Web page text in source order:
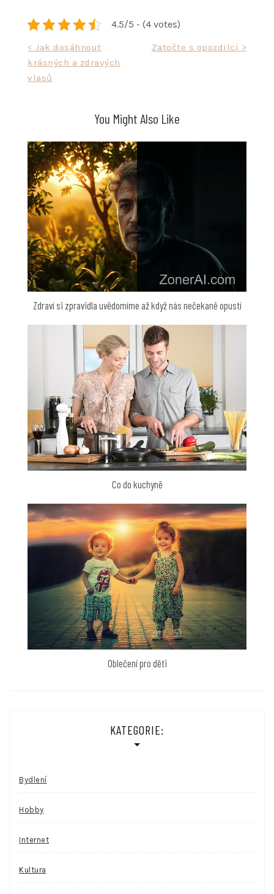
4.5/5 - (4 votes)
Navigace
příspěvek
< Jak dosáhnout
krásných a zdravých
vlasů
Zatočte s opozdilci >
You Might Also Like
Zdraví si zpravidla uvědomíme až když nás nečekaně opustí
Co do kuchyně
Oblečení pro děti
KATEGORIE:
Bydlení
Hobby
Internet
Kultura